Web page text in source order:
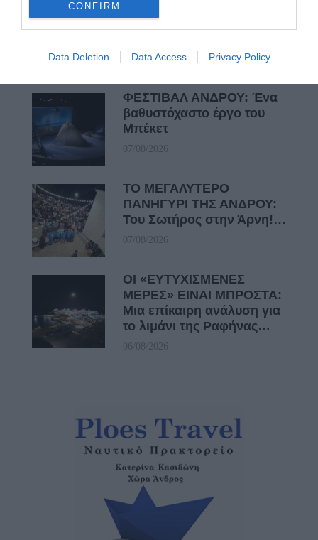
CONFIRM
Data Deletion Data Access Privacy Policy
ΗΜΕΡΩΝ: Παγοποιείο
Βιβλιοθήκη
ΦΕΣΤΙΒΑΛ ΑΝΔΡΟΥ: Ένα
βαθυστόχαστο έργο του
Μπέκετ
07/08/2026
ΤΟ ΜΕΓΑΛΥΤΕΡΟ
ΠΑΝΗΓΥΡΙ ΤΗΣ ΑΝΔΡΟΥ:
Του Σωτήρος στην Άρνη!…
07/08/2026
ΟΙ «ΕΥΤΥΧΙΣΜΕΝΕΣ
ΜΕΡΕΣ» ΕΙΝΑΙ ΜΠΡΟΣΤΑ:
Μια επίκαιρη ανάλυση για
το λιμάνι της Ραφήνας…
06/08/2026